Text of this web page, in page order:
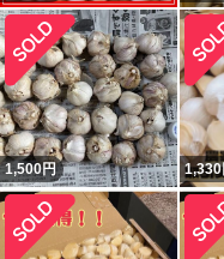
1,500円 1,330